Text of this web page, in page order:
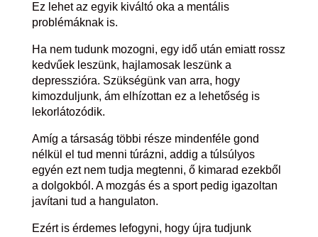
Ez lehet az egyik kiváltó oka a mentális
problémáknak is.
Ha nem tudunk mozogni, egy idő után emiatt rossz
kedvűek leszünk, hajlamosak leszünk a
depresszióra. Szükségünk van arra, hogy
kimozduljunk, ám elhízottan ez a lehetőség is
lekorlátozódik.
Amíg a társaság többi része mindenféle gond
nélkül el tud menni túrázni, addig a túlsúlyos
egyén ezt nem tudja megtenni, ő kimarad ezekből
a dolgokból. A mozgás és a sport pedig igazoltan
javítani tud a hangulaton.
Ezért is érdemes lefogyni, hogy újra tudjunk